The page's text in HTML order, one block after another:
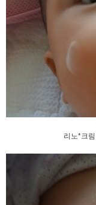
리노*크